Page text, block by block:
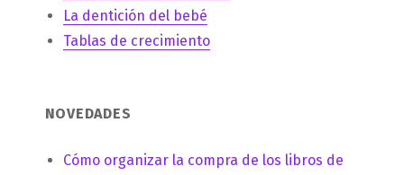
La dentición del bebé
Tablas de crecimiento
NOVEDADES
Cómo organizar la compra de los libros de